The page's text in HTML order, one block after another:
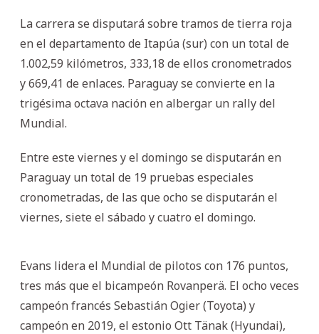
La carrera se disputará sobre tramos de tierra roja
en el departamento de Itapúa (sur) con un total de
1.002,59 kilómetros, 333,18 de ellos cronometrados
y 669,41 de enlaces. Paraguay se convierte en la
trigésima octava nación en albergar un rally del
Mundial.
Entre este viernes y el domingo se disputarán en
Paraguay un total de 19 pruebas especiales
cronometradas, de las que ocho se disputarán el
viernes, siete el sábado y cuatro el domingo.
Evans lidera el Mundial de pilotos con 176 puntos,
tres más que el bicampeón Rovanperä. El ocho veces
campeón francés Sebastián Ogier (Toyota) y
campeón en 2019, el estonio Ott Tänak (Hyundai),